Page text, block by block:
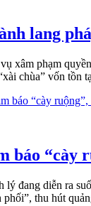
lang
xâm phạm
chùa” vốn tồn
báo “cày
đang diễn ra
phối”, thu hút